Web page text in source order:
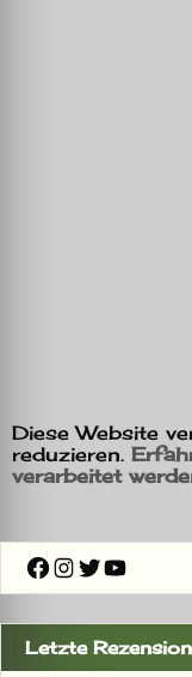
Diese Website
reduzieren.
verarbeitet
Facebook
Instagram
Twitter
Letzte